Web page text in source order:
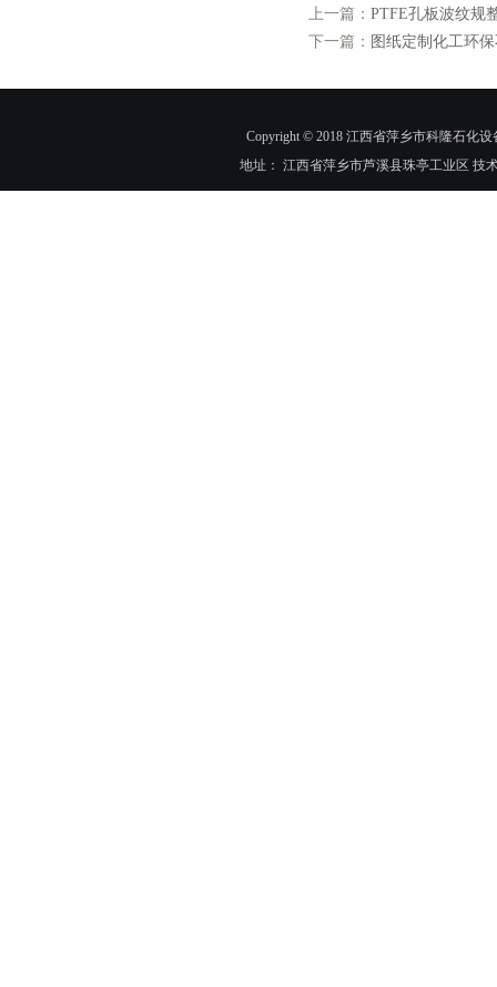
上一篇： PTFE孔板波纹规
下一篇： 图纸定制化工环
Copyright © 2018 江西省萍乡市科隆石化
地址： 江西省萍乡市芦溪县珠亭工业区 技